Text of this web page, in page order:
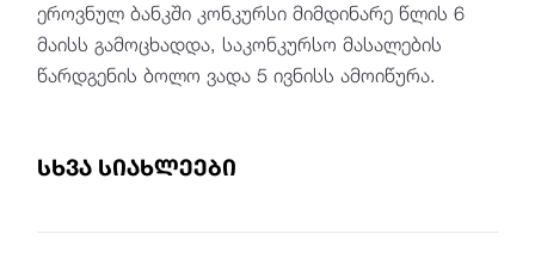
ეროვნულ ბანკში კონკურსი მიმდინარე წლის 6
მაისს გამოცხადდა, საკონკურსო მასალების
წარდგენის ბოლო ვადა 5 ივნისს ამოიწურა.
სხვა სიახლეები